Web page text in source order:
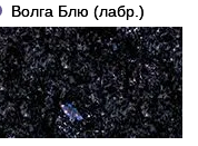
Волга Блю (лабр.)